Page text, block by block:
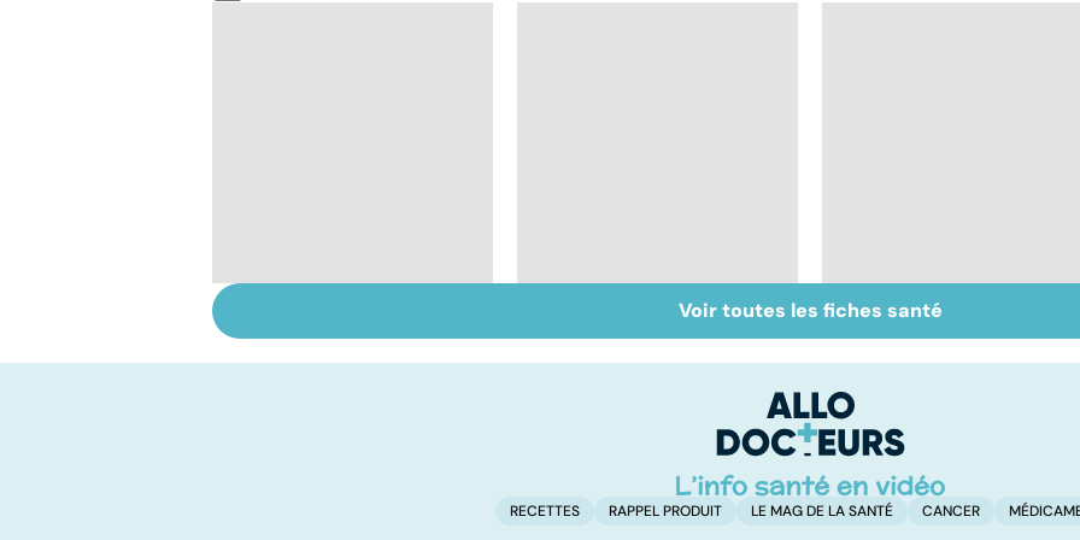
infections
Inflammation des
amygdales : que faire
Suicide : prévenir le
passage à l'acte
Voir toutes les fiches santé
RECETTES RAPPEL PRODUIT LE MAG DE LA SANTÉ CANCER